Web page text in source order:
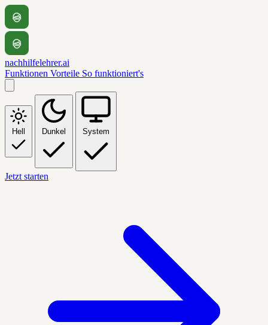
nachhilfelehrer.ai
Funktionen Vorteile So funktioniert's
Hell Dunkel System
Jetzt starten